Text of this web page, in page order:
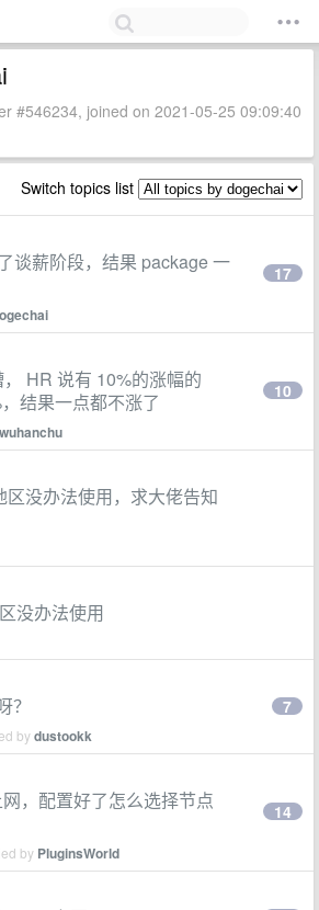
#546234, joined on 2021-05-25 09:09:40
Switch topics list
谈薪阶段，结果 package 一
17
HR 说有 10%的涨幅的
结果一点都不涨了
wuhanchu
10
没办法使用，求大佬告知
没办法使用
？
bydustookk
7
，配置好了怎么选择节点
by PluginsWorld
14